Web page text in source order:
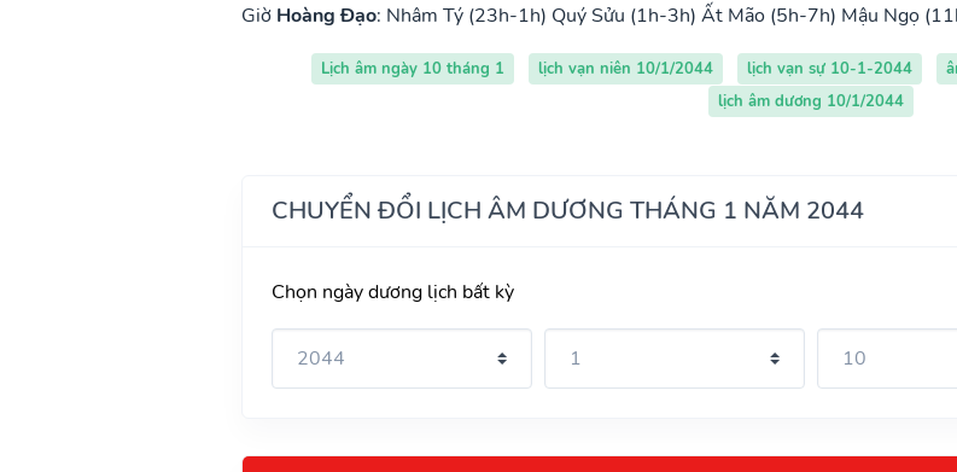
Giờ Hoàng Đạo: Nhâm Tý (23h-1h) Quý Sửu (1h-3h) Ất Mão (5h-7h) Mậu Ngọ
Lịch âm ngày 10 tháng 1 lịch vạn niên 10/1/2044 lịch vạn sự 10-1-2044
lịch âm dương 10/1/2044
CHUYỂN ĐỔI LỊCH ÂM DƯƠNG THÁNG 1 NĂM 2044
Chọn ngày dương lịch bất kỳ